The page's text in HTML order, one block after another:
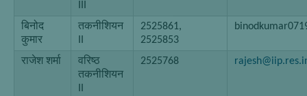
बिनोद
कुमार
तकनीशियन
2525861,
2525853
राजेश शर्मा
वरिष्ठ
तकनीशियन
2525768